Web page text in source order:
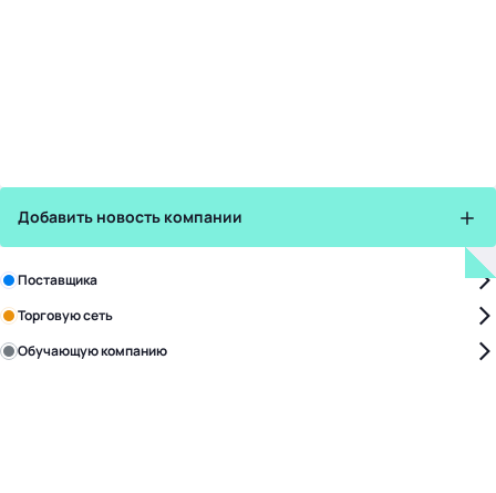
Добавить новость компании
Поставщика
Торговую сеть
Обучающую компанию